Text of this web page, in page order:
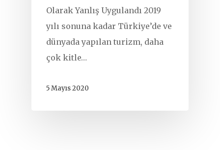
Olarak Yanlış Uygulandı 2019
yılı sonuna kadar Türkiye’de ve
dünyada yapılan turizm, daha
çok kitle…
5 Mayıs 2020